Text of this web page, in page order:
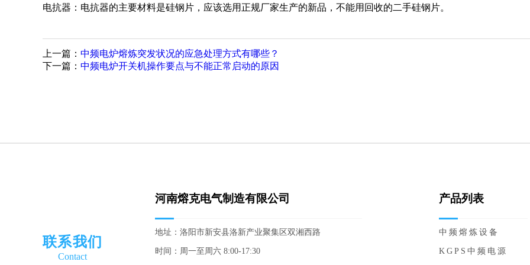
电抗器：电抗器的主要材料是硅钢片，应该选用正规厂家生产的新品，不能用回收的二手硅钢片。
上一篇： 中频电炉熔炼突发状况的应急处理方式有哪些？
下一篇： 中频电炉开关机操作要点与不能正常启动的原因
联系我们
Contact
河南熔克电气制造有限公司
地址： 洛阳市新安县洛新产业聚集区双湘西路
时间： 周一至周六 8:00-17:30
产品列表
中频熔炼设备
KGPS中频电源